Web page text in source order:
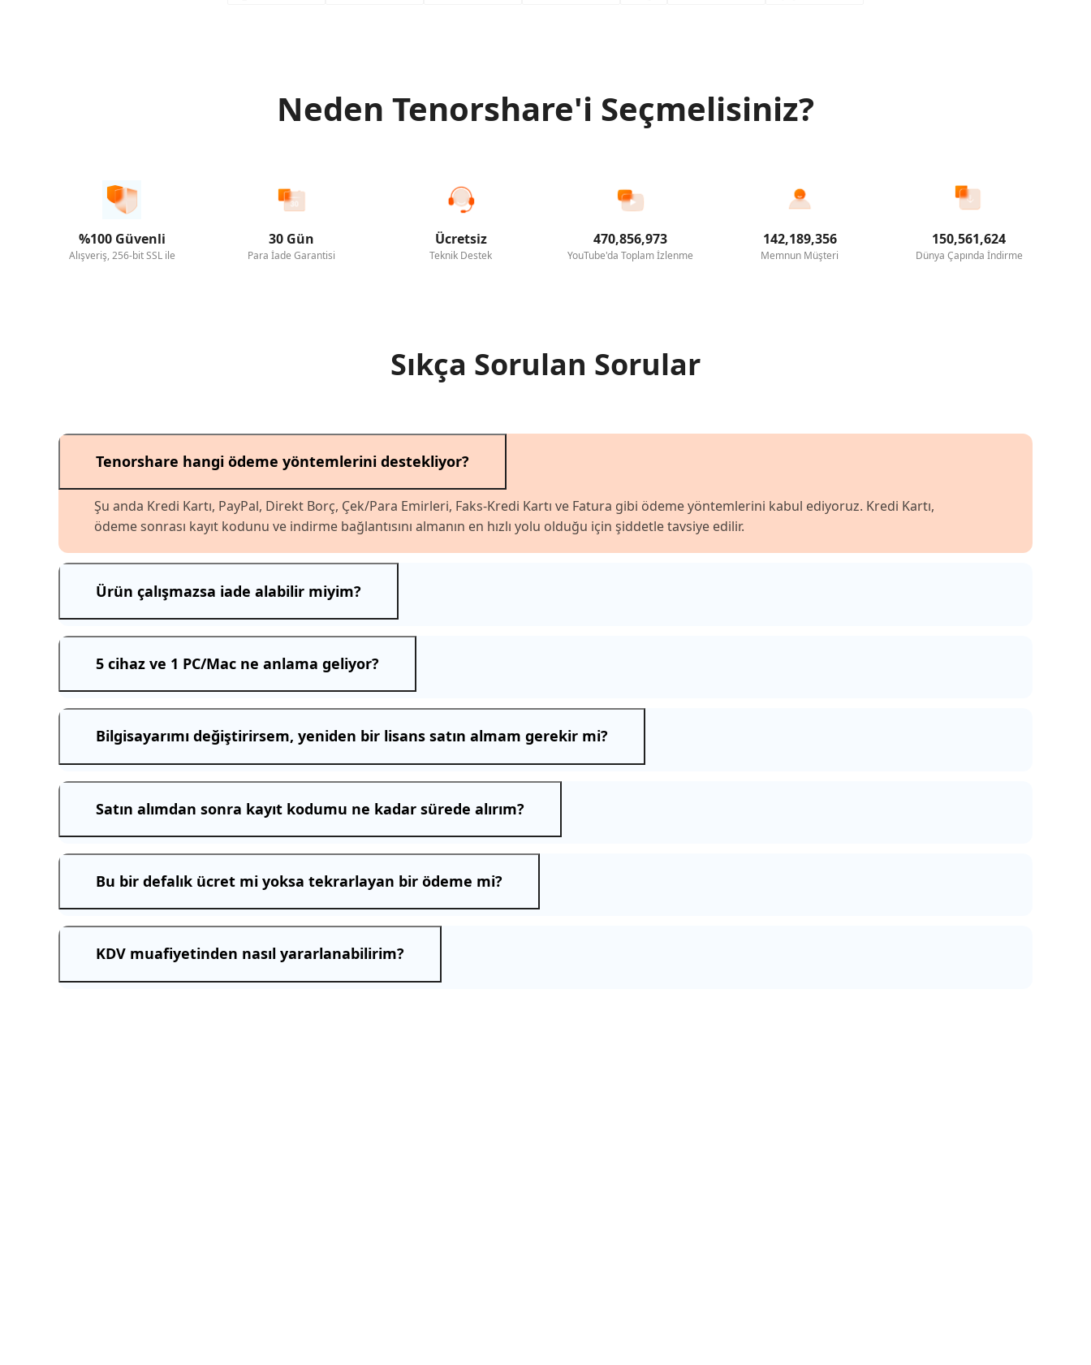
Neden Tenorshare'i Seçmelisiniz?
%100 Güvenli
Alışveriş, 256-bit SSL ile
30 Gün
Para İade Garantisi
Ücretsiz
Teknik Destek
470,856,973
YouTube'da Toplam İzlenme
142,189,356
Memnun Müşteri
150,561,624
Dünya Çapında İndirme
Sıkça Sorulan Sorular
Tenorshare hangi ödeme yöntemlerini destekliyor?
Şu anda Kredi Kartı, PayPal, Direkt Borç, Çek/Para Emirleri, Faks-Kredi Kartı ve Fatura gibi ödeme yöntemlerini kabul ediyoruz. Kredi Kartı,
ödeme sonrası kayıt kodunu ve indirme bağlantısını almanın en hızlı yolu olduğu için şiddetle tavsiye edilir.
Ürün çalışmazsa iade alabilir miyim?
5 cihaz ve 1 PC/Mac ne anlama geliyor?
Bilgisayarımı değiştirirsem, yeniden bir lisans satın almam gerekir mi?
Satın alımdan sonra kayıt kodumu ne kadar sürede alırım?
Bu bir defalık ücret mi yoksa tekrarlayan bir ödeme mi?
KDV muafiyetinden nasıl yararlanabilirim?